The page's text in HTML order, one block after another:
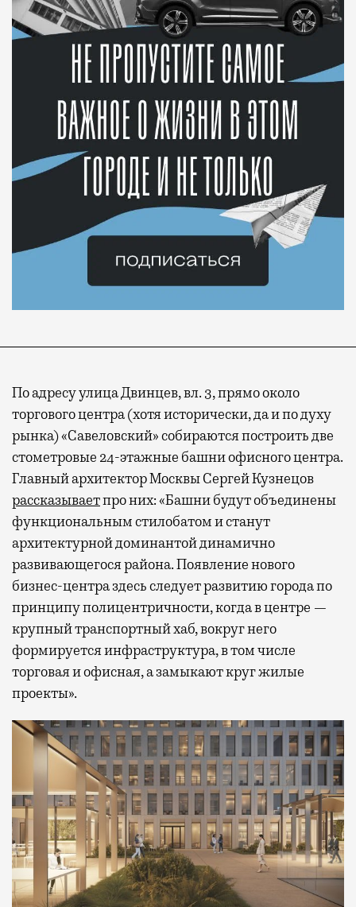
По адресу улица Двинцев, вл. 3, прямо около
торгового центра (хотя исторически, да и по духу
рынка) «Савеловский» собираются построить две
стометровые 24-этажные башни офисного центра.
Главный архитектор Москвы Сергей Кузнецов
рассказываетпро них: «Башни будут объединены
функциональным стилобатом и станут
архитектурной доминантой динамично
развивающегося района. Появление нового
бизнес-центра здесь следует развитию города по
принципу полицентричности, когда в центре —
крупный транспортный хаб, вокруг него
формируется инфраструктура, в том числе
торговая и офисная, а замыкают круг жилые
проекты».